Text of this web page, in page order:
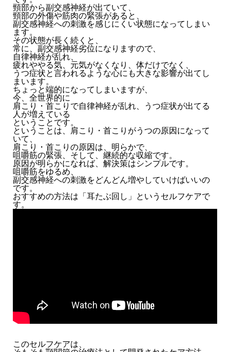
頸部から副交感神経が出ていて、
頸部の外傷や筋肉の緊張があると、
副交感神経への刺激を感じにくい状態になってしまい
ます。
その状態が長く続くと、
常に、副交感神経劣位になりますので、
自律神経が乱れ、
疲れややる気、元気がなくなり、体だけでなく、
うつ症状と言われるような心にも大きな影響が出てし
まいます。
ちょっと端的になってしまいますが、
今、全世界的に
肩こり・首こりで自律神経が乱れ、うつ症状が出てる
人が増えている
ということです。
ということは、肩こり・首こりがうつの原因になって
いて、
肩こり・首こりの原因は、明らかで、
咀嚼筋の緊張、そして、継続的な収縮です。
原因が明らかになれば、解決策はシンプルです。
咀嚼筋をゆるめ、
副交感神経への刺激をどんどん増やしていけばいいの
です。
おすすめの方法は「耳たぶ回し」というセルフケアで
す。
このセルフケアは、